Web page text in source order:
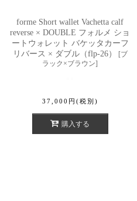
forme Short wallet Vachetta calf
reverse × DOUBLE フォルメ ショ
ートウォレット バケッタカーフ
リバース × ダブル（flp-26）
[ブ
ラック×ブラウン]
37,000 円 (税別)
購入する